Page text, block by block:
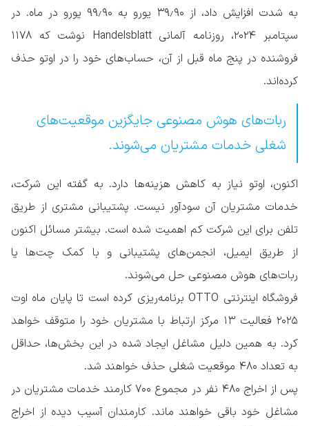
به شدت افزایش داد، از ۳۹٫۹۰ یورو به ۹۹٫۹۰ یورو در ماه. در
سپتامبر ۲۰۲۴، روزنامه آلمانی Handelsblatt نوشت که ۱۱۷۸
فروشنده در پنج ماه قبل از آن، حساب‌های خود را در اوتو حذف
کرده‌اند.
ربات‌های هوش مصنوعی جایگزین موقعیت‌های
شغلی خدمات مشتریان می‌شوند.
اکنون، اوتو نیاز به کاهش هزینه‌ها دارد. به گفته این شرکت،
خدمات مشتریان آن سودآور نیست. پشتیبانی مشتری از طریق
تلفن برای این شرکت کم اهمیت شده است. بیشتر مسائل اکنون
از طریق ایمیل، انجمن‌های پشتیبانی و با کمک چت‌ها یا
ربات‌های هوش مصنوعی حل می‌شوند.
فروشگاه اینترنتی OTTO برنامه‌ریزی کرده است تا پایان ماه اوت
۲۰۲۵ فعالیت ۱۳ مرکز ارتباط با مشتریان خود را متوقف خواهد
کرد. به همین دلیل مشاغل ایجاد شده در این بخش‌ها، حداقل
به تعداد ۴۸۰ موقعیت شغلی حذف خواهند شد.
پس از اخراج ۴۸۰ نفر در مجموع ۷۰۰ کارمند خدمات مشتریان در
مشاغل خود باقی خواهند ماند. کارمندان آسیب دیده از اخراج